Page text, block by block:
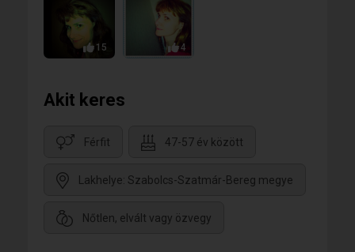
15 4
Akit keres
Férfit 47-57 év között
Lakhelye: Szabolcs-Szatmár-Bereg megye
Nőtlen, elvált vagy özvegy